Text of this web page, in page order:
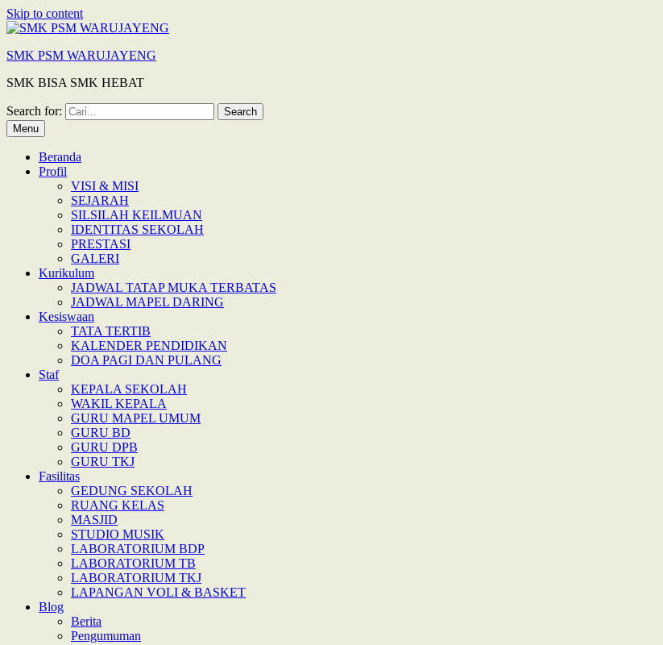
Skip to content
SMK PSM WARUJAYENG
SMK BISA SMK HEBAT
Search for:
Menu
Beranda
Profil
VISI & MISI
SEJARAH
SILSILAH KEILMUAN
IDENTITAS SEKOLAH
PRESTASI
GALERI
Kurikulum
JADWAL TATAP MUKA TERBATAS
JADWAL MAPEL DARING
Kesiswaan
TATA TERTIB
KALENDER PENDIDIKAN
DOA PAGI DAN PULANG
Staf
KEPALA SEKOLAH
WAKIL KEPALA
GURU MAPEL UMUM
GURU BD
GURU DPB
GURU TKJ
Fasilitas
GEDUNG SEKOLAH
RUANG KELAS
MASJID
STUDIO MUSIK
LABORATORIUM BDP
LABORATORIUM TB
LABORATORIUM TKJ
LAPANGAN VOLI & BASKET
Blog
Berita
Pengumuman